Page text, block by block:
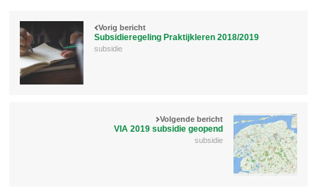
Vorig bericht
Subsidieregeling Praktijkleren 2018/2019
subsidie
Volgende bericht
VIA 2019 subsidie geopend
subsidie